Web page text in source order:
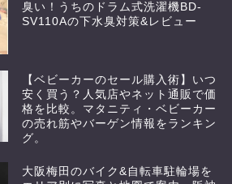
臭い！うちのドラム式洗濯機BD-
SV110Aの下水臭対策&レビュー
【ベビーカーのセール購入術】いつ
安く買う？人気店やネット通販で価
格を比較。マタニティ・ベビーカー
の売れ筋やバーゲン情報をランキン
グ。
大阪梅田のバイク&自転車駐輪場を